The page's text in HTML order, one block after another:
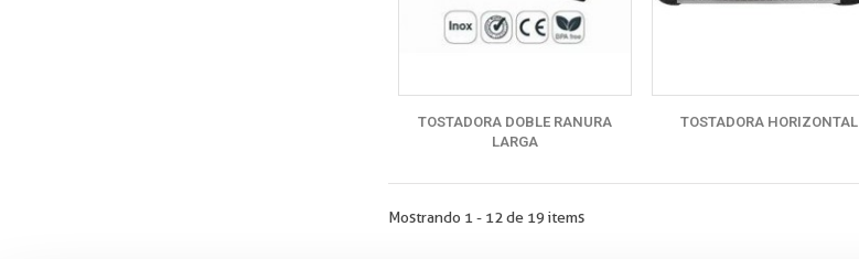
TOSTADORA DOBLE RANURA
LARGA
TOSTADORA HORIZONTAL
Mostrando 1 - 12 de 19 items